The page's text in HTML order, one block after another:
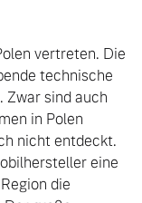
vertreten. Die
technische
Zwar sind auch
in Polen
nicht entdeckt.
eine
die